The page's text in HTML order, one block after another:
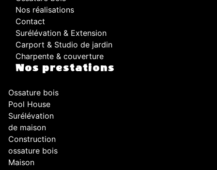
Nos réalisations
Contact
Surélévation & Extension
Carport & Studio de jardin
Charpente & couverture
Nos prestations
Ossature bois
Pool House
Surélévation
de maison
Construction
ossature bois
Maison